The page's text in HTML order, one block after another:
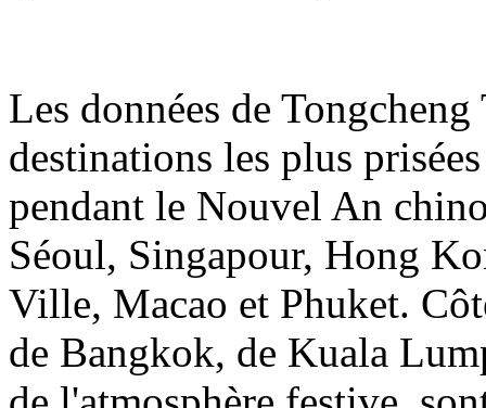
Les données de
destinations les plus
pendant le Nouvel An
Séoul, Singapour, Hong
Ville, Macao et Phuket.
de Bangkok, de Kuala